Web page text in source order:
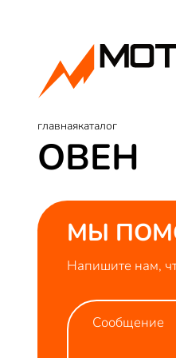
главнаякаталог
ОВЕН
МЫ
Напишите нам,